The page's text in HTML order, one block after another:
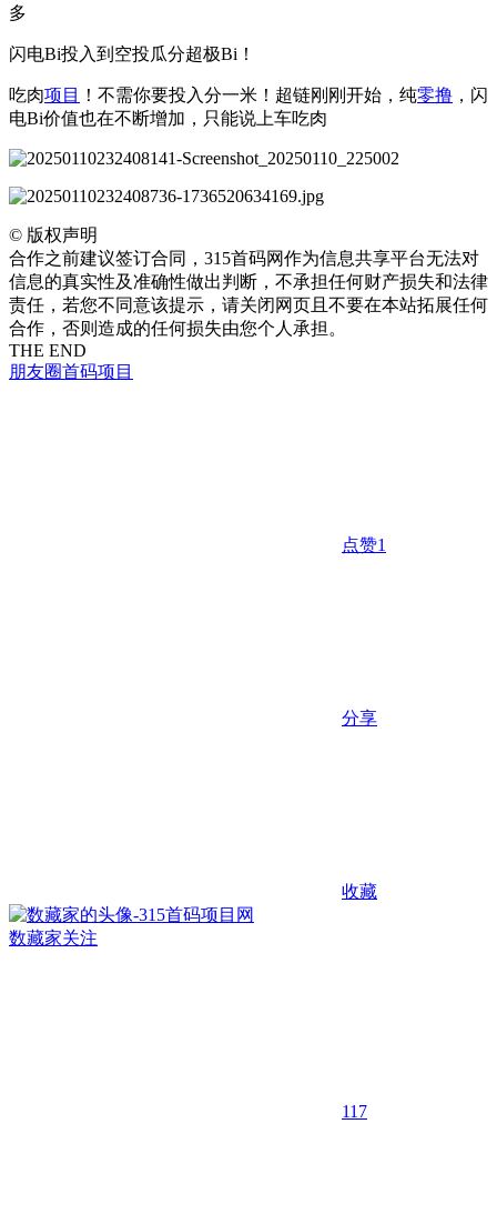
多
闪电Bi投入到空投瓜分超极Bi！
吃肉项目 ！不需你要投入分一米！超链刚刚开始，纯零撸 ，闪
电Bi价值也在不断增加，只能说上车吃肉
© 版权声明
合作之前建议签订合同，315首码网作为信息共享平台无法对
信息的真实性及准确性做出判断，不承担任何财产损失和法律
责任，若您不同意该提示，请关闭网页且不要在本站拓展任何
合作，否则造成的任何损失由您个人承担。
THE END
朋友圈首码项目
点赞1
分享
收藏
数藏家关注
117